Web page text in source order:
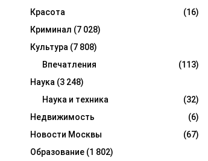
Красота
(16)
Криминал (7 028)
Культура (7 808)
Впечатления
(113)
Наука (3 248)
Наука и техника
(32)
Недвижимость
(6)
Новости Москвы
(67)
Образование (1 802)